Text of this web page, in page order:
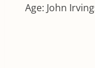
Age: John